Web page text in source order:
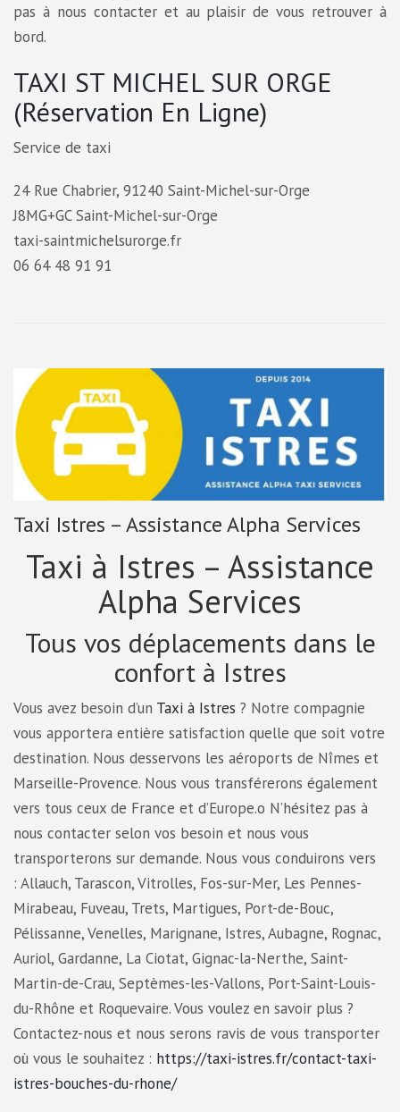
pas à nous contacter et au plaisir de vous retrouver à
bord.
TAXI ST MICHEL SUR ORGE
(Réservation En Ligne)
Service de taxi
24 Rue Chabrier, 91240 Saint-Michel-sur-Orge
J8MG+GC Saint-Michel-sur-Orge
taxi-saintmichelsurorge.fr
06 64 48 91 91
Taxi Istres – Assistance Alpha Services
Taxi à Istres – Assistance
Alpha Services
Tous vos déplacements dans le
confort à Istres
Vous avez besoin d’un Taxi à Istres ? Notre compagnie
vous apportera entière satisfaction quelle que soit votre
destination. Nous desservons les aéroports de Nîmes et
Marseille-Provence. Nous vous transférerons également
vers tous ceux de France et d’Europe.о N’hésitez pas à
nous contacter selon vos besoin et nous vous
transporterons sur demande. Nous vous conduirons vers
: Allauch, Tarascon, Vitrolles, Fos-sur-Mer, Les Pennes-
Mirabeau, Fuveau, Trets, Martigues, Port-de-Bouc,
Pélissanne, Venelles, Marignane, Istres, Aubagne, Rognac,
Auriol, Gardanne, La Ciotat, Gignac-la-Nerthe, Saint-
Martin-de-Crau, Septèmes-les-Vallons, Port-Saint-Louis-
du-Rhône et Roquevaire. Vous voulez en savoir plus ?
Contactez-nous et nous serons ravis de vous transporter
où vous le souhaitez : https://taxi-istres.fr/contact-taxi-
istres-bouches-du-rhone/